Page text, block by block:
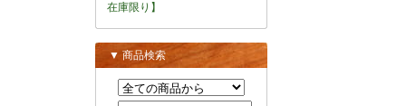
在庫限り】
▼ 商品検索